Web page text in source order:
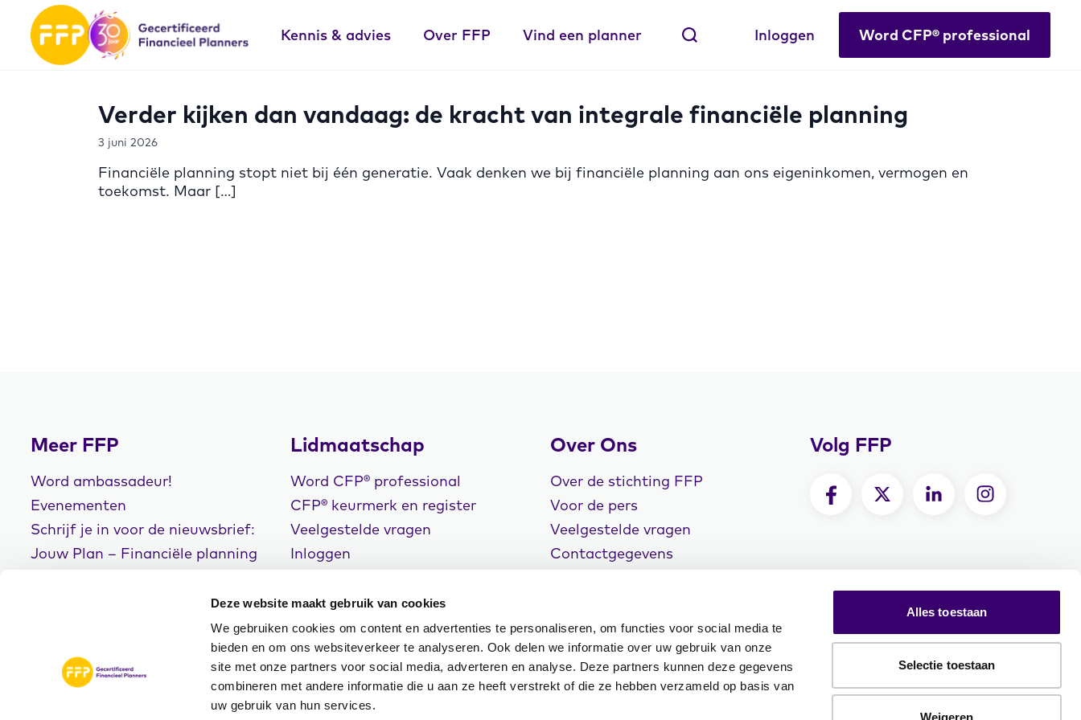
Deze website maakt gebruik van cookies
We gebruiken cookies om content en advertenties te personaliseren, om functies voor social media te
bieden en om ons websiteverkeer te analyseren. Ook delen we informatie over uw gebruik van onze
site met onze partners voor social media, adverteren en analyse. Deze partners kunnen deze gegevens
combineren met andere informatie die u aan ze heeft verstrekt of die ze hebben verzameld op basis van
uw gebruik van hun services.
Alles toestaan
Selectie toestaan
Weigeren
Kennis & advies Over FFP Vind een planner Inloggen Word CFP® professional
Verder kijken dan vandaag: de kracht van integrale financiële planning
3 juni 2026
Financiële planning stopt niet bij één generatie. Vaak denken we bij financiële planning aan ons eigeninkomen, vermogen en
toekomst. Maar […]
Meer FFP
Word ambassadeur!
Evenementen
Schrijf je in voor de nieuwsbrief:
Jouw Plan – Financiële planning
Lidmaatschap
Word CFP® professional
CFP® keurmerk en register
Veelgestelde vragen
Inloggen
Over Ons
Over de stichting FFP
Voor de pers
Veelgestelde vragen
Contactgegevens
Volg FFP
© Copyright 2026
Disclaimer Privacyverklaring Cookiebeleid
Klachtenregeling
Algemene Voorwaarden Events